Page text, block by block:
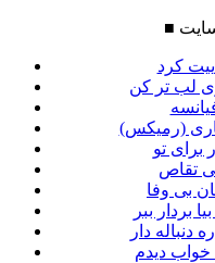
■
کرد
لب تر کن
(رمیکس)
برای تو
تقاص
بی وفا
بردار ببر
دنباله دار
خواب دیدم